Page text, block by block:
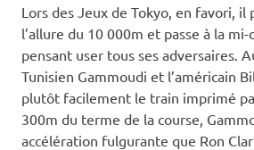
Lors des Jeux de Tokyo, en favori, il
l’allure du 10 000m et passe à la mi-
pensant user tous ses adversaires.
Tunisien Gammoudi et l’américain
plutôt facilement le train imprimé
300m du terme de la course,
accélération fulgurante que Ron